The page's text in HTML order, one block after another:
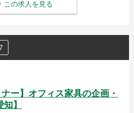
この求人を見る
ー】オフィス家具の企画・
】